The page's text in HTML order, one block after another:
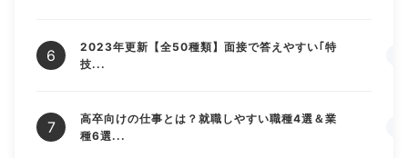
2023年更新【全50種類】面接で答えやすい｢特
技...
高卒向けの仕事とは？就職しやすい職種4選＆業
種6選...